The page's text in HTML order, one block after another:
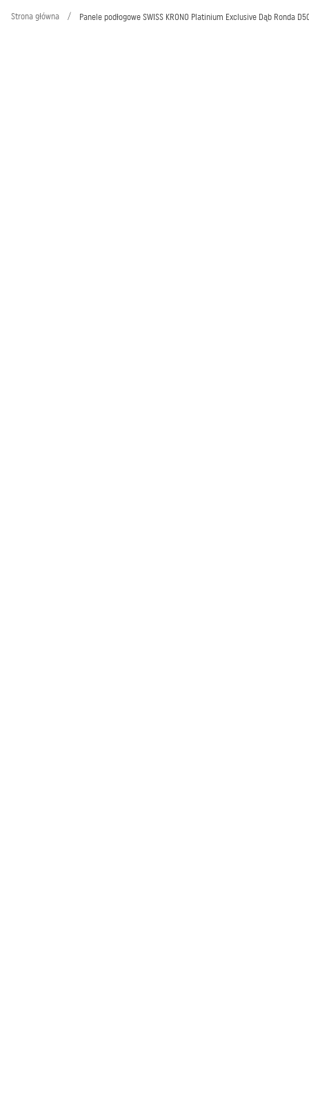
Strona główna / Panele podłogowe SWISS KRONO Platinium Exclusive Dąb Ronda